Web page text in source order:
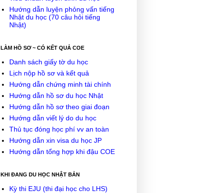
Hướng dẫn luyện phỏng vấn tiếng
Nhật du học (70 câu hỏi tiếng
Nhật)
LÀM HỒ SƠ ~ CÓ KẾT QUẢ COE
Danh sách giấy tờ du học
Lịch nộp hồ sơ và kết quả
Hướng dẫn chứng minh tài chính
Hướng dẫn hồ sơ du học Nhật
Hướng dẫn hồ sơ theo giai đoạn
Hướng dẫn viết lý do du học
Thủ tục đóng học phí vv an toàn
Hướng dẫn xin visa du học JP
Hướng dẫn tổng hợp khi đậu COE
KHI ĐANG DU HỌC NHẬT BẢN
Kỳ thi EJU (thi đại học cho LHS)